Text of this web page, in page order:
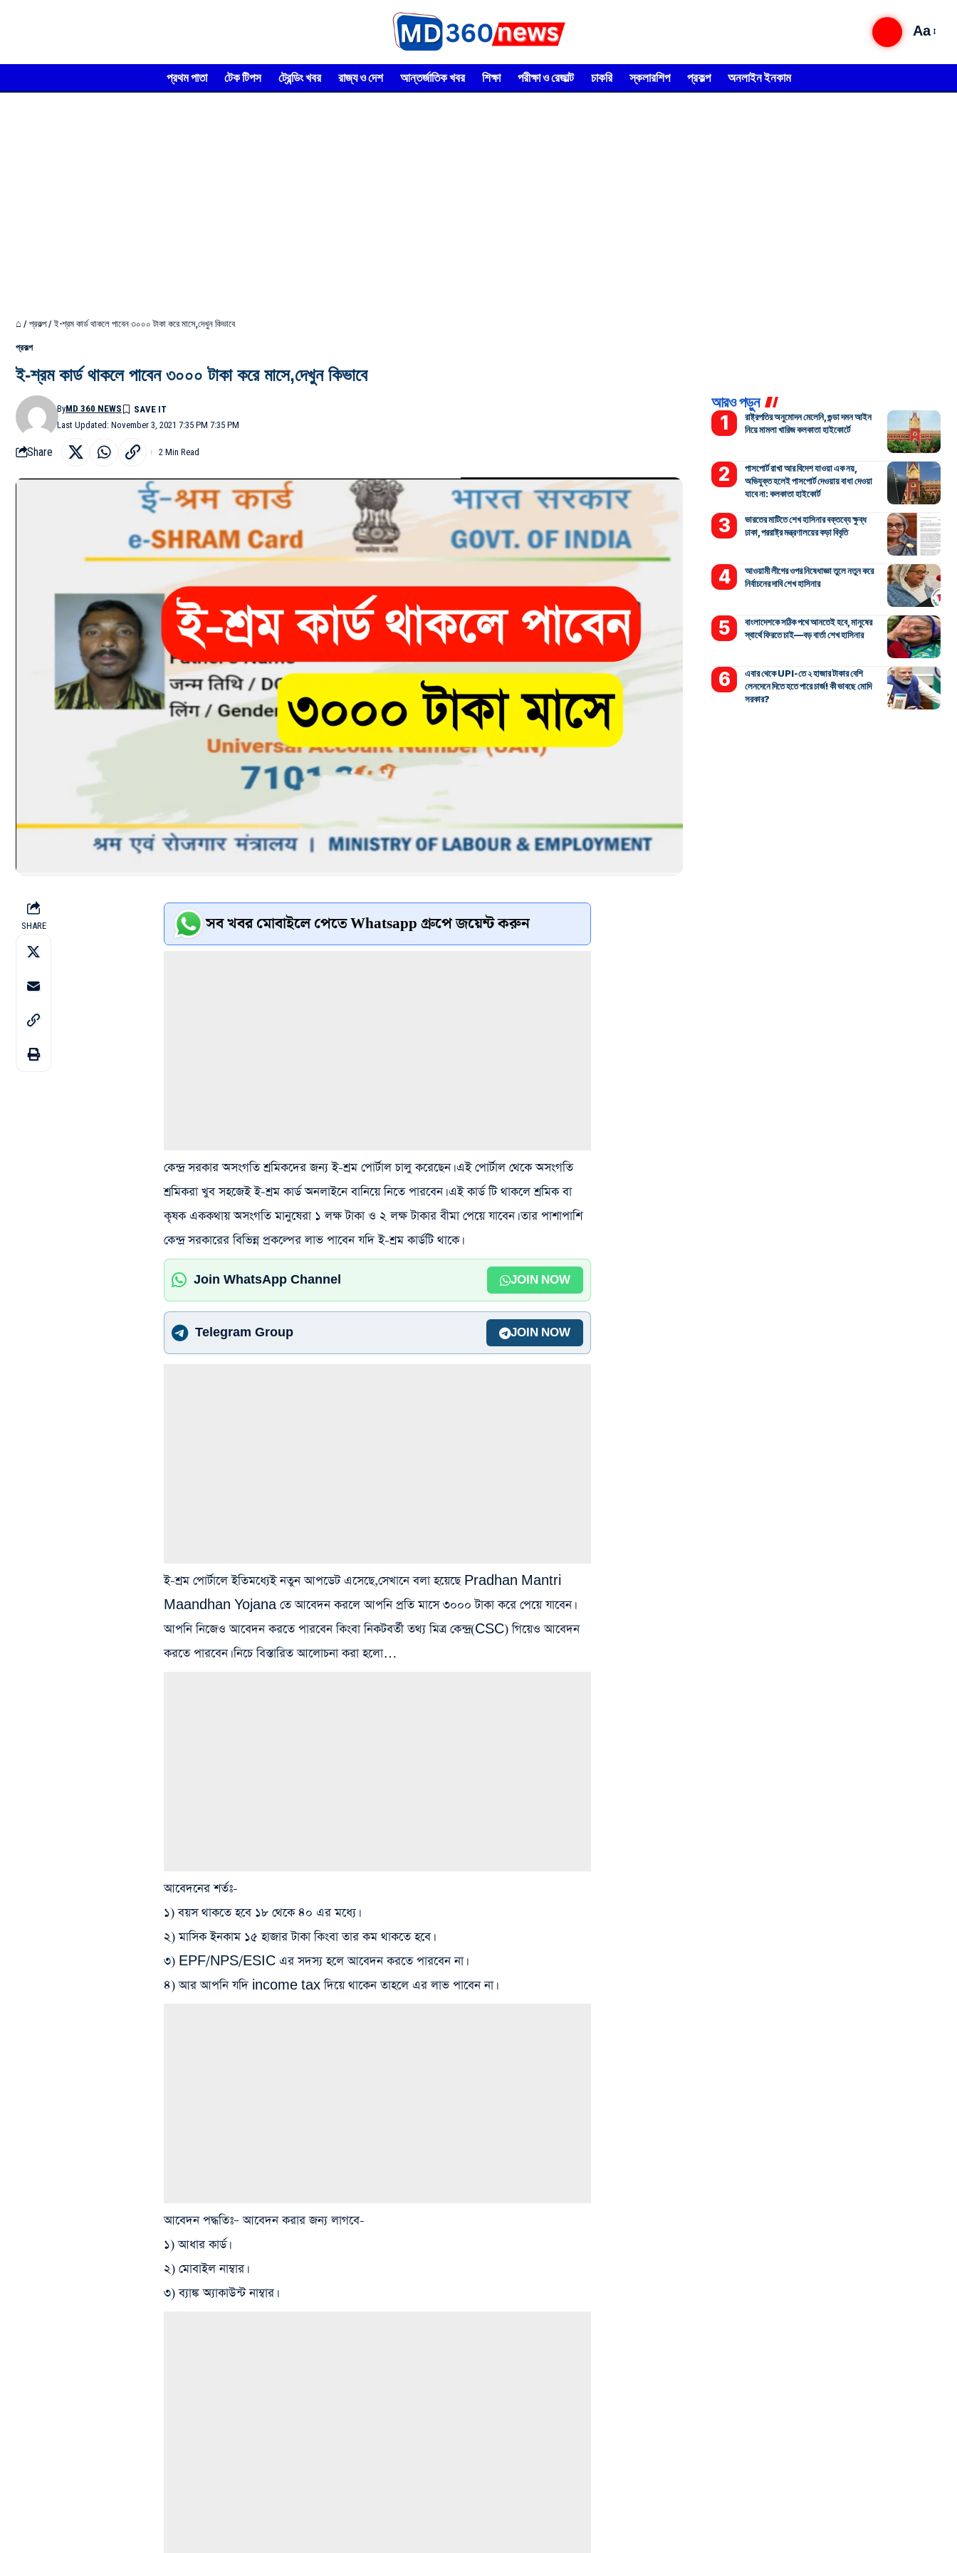
Aa
প্রথম পাতা টেক টিপস ট্রেন্ডিং খবর রাজ্য ও দেশ আন্তর্জাতিক খবর শিক্ষা পরীক্ষা ও রেজাল্ট চাকরি স্কলারশিপ প্রকল্প অনলাইন ইনকাম
⌂ / প্রকল্প/ই-শ্রম কার্ড থাকলে পাবেন ৩০০০ টাকা করে মাসে,দেখুন কিভাবে
প্রকল্প
ই-শ্রম কার্ড থাকলে পাবেন ৩০০০ টাকা করে মাসে,দেখুন কিভাবে
Last Updated: November 3, 2021 7:35 PM 7:35 PM
ByMD 360 NEWS
Share 2 Min Read
SHARE সব খবর মোবাইলে পেতে Whatsapp গ্রুপে জয়েন্ট করুন
কেন্দ্র সরকার অসংগতি শ্রমিকদের জন্য ই-শ্রম পোর্টাল চালু করেছেন। এই পোর্টাল থেকে অসংগতি
শ্রমিকরা খুব সহজেই ই-শ্রম কার্ড অনলাইনে বানিয়ে নিতে পারবেন। এই কার্ড টি থাকলে শ্রমিক বা
কৃষক এককথায় অসংগতি মানুষেরা ১ লক্ষ টাকা ও ২ লক্ষ টাকার বীমা পেয়ে যাবেন। তার পাশাপাশি
কেন্দ্র সরকারের বিভিন্ন প্রকল্পের লাভ পাবেন যদি ই-শ্রম কার্ডটি থাকে।
Join WhatsApp Channel JOIN NOW
Telegram Group JOIN NOW
ই-শ্রম পোর্টালে ইতিমধ্যেই নতুন আপডেট এসেছে,সেখানে বলা হয়েছে Pradhan Mantri
Maandhan Yojana তে আবেদন করলে আপনি প্রতি মাসে ৩০০০ টাকা করে পেয়ে যাবেন।
আপনি নিজেও আবেদন করতে পারবেন কিংবা নিকটবর্তী তথ্য মিত্র কেন্দ্র(CSC) গিয়েও আবেদন
করতে পারবেন। নিচে বিস্তারিত আলোচনা করা হলো…
আবেদনের শর্তঃ-
১) বয়স থাকতে হবে ১৮ থেকে ৪০ এর মধ্যে।
২) মাসিক ইনকাম ১৫ হাজার টাকা কিংবা তার কম থাকতে হবে।
৩) EPF/NPS/ESIC এর সদস্য হলে আবেদন করতে পারবেন না।
৪) আর আপনি যদি income tax দিয়ে থাকেন তাহলে এর লাভ পাবেন না।
আবেদন পদ্ধতিঃ– আবেদন করার জন্য লাগবে-
১) আধার কার্ড।
২) মোবাইল নাম্বার।
৩) ব্যাঙ্ক অ্যাকাউন্ট নাম্বার।
আরও পড়ুন
রাষ্ট্রপতির অনুমোদন মেলেনি, গুন্ডা দমন আইন
নিয়ে মামলা খারিজ কলকাতা হাইকোর্টে
পাসপোর্ট রাখা আর বিদেশ যাওয়া এক নয়,
অভিযুক্ত হলেই পাসপোর্ট দেওয়ায় বাধা দেওয়া
যাবে না: কলকাতা হাইকোর্ট
ভারতের মাটিতে শেখ হাসিনার বক্তব্যে ক্ষুব্ধ
ঢাকা, পররাষ্ট্র মন্ত্রণালয়ের কড়া বিবৃতি
আওয়ামী লীগের ওপর নিষেধাজ্ঞা তুলে নতুন করে
নির্বাচনের দাবি শেখ হাসিনার
বাংলাদেশকে সঠিক পথে আনতেই হবে, মানুষের
স্বার্থে ফিরতে চাই—বড় বার্তা শেখ হাসিনার
এবার থেকে UPI-তে ২ হাজার টাকার বেশি
লেনদেনে দিতে হতে পারে চার্জ! কী ভাবছে মোদি
সরকার?